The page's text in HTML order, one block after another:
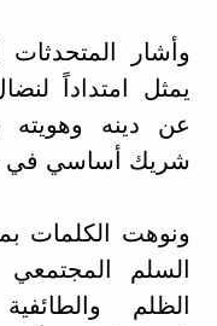
وأشار المتحدثات
يمثل امتداداً
عن دينه وهويته
شريك أساسي في
ونوهت الكلمات
السلم
الظلم